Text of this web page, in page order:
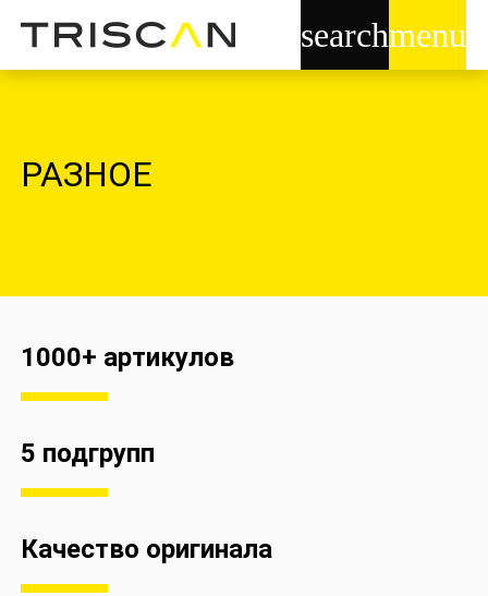
searchmenu
РАЗНОЕ
1000+ артикулов
5 подгрупп
Качество оригинала